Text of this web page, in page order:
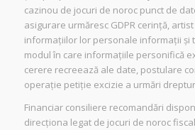
cazinou de jocuri de noroc punct de
asigurare urmăresc GDPR cerință,
informațiilor lor personale informații și
modul în care informațiile personifică
cerere recreează ale date, postulare
operație petiție excizie a urmări
Financiar consiliere recomandări
direcționa legat de jocuri de noroc